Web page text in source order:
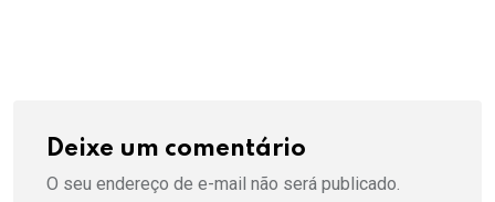
Deixe um comentário
O seu endereço de e-mail não será publicado.